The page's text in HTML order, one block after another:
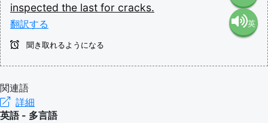
inspected the last for cracks.
翻訳する 語（米
英
聞き取れるようになる
関連語
詳細
英語 - 多言語